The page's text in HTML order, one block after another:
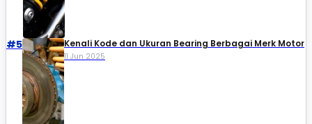
#5 Kenali Kode dan Ukuran Bearing Berbagai Merk Motor
11 Jun 2025